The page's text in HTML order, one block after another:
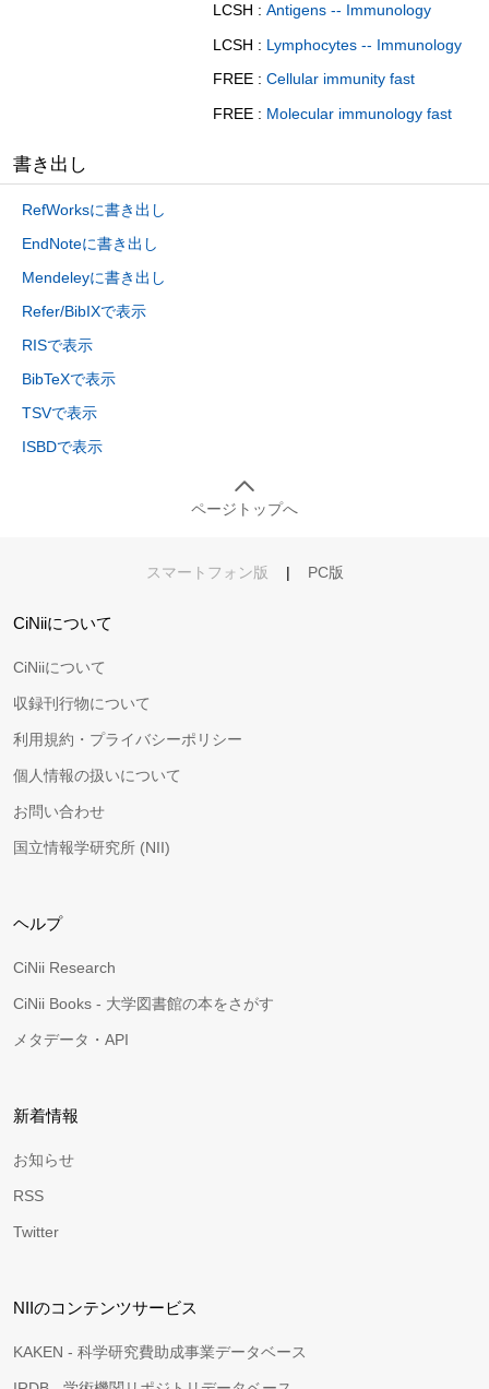
LCSH : Antigens -- Immunology
LCSH : Lymphocytes -- Immunology
FREE : Cellular immunity fast
FREE : Molecular immunology fast
書き出し
RefWorksに書き出し
EndNoteに書き出し
Mendeleyに書き出し
Refer/BibIXで表示
RISで表示
BibTeXで表示
TSVで表示
ISBDで表示
ページトップへ
スマートフォン版 | PC版
CiNiiについて
CiNiiについて
収録刊行物について
利用規約・プライバシーポリシー
個人情報の扱いについて
お問い合わせ
国立情報学研究所 (NII)
ヘルプ
CiNii Research
CiNii Books - 大学図書館の本をさがす
メタデータ・API
新着情報
お知らせ
RSS
Twitter
NIIのコンテンツサービス
KAKEN - 科学研究費助成事業データベース